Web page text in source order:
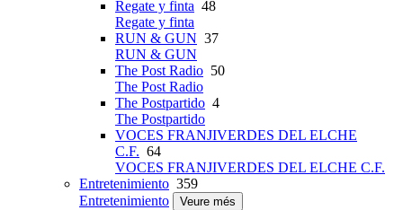
Regate y finta 48
Regate y finta
RUN & GUN 37
RUN & GUN
The Post Radio 50
The Post Radio
The Postpartido 4
The Postpartido
VOCES FRANJIVERDES DEL ELCHE
C.F. 64
VOCES FRANJIVERDES DEL ELCHE C.F.
Entretenimiento 359
Entretenimiento
Veure més